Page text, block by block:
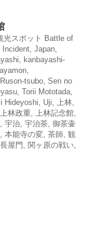
光スポット Battle of
Incident, Japan,
, kanbayashi-
,
Ruson-tsubo, Sen no
, Torii Mototada,
Hideyoshi, Uji, 上林,
上林政重, 上林記念館,
, 宇治, 宇治茶, 御茶壷
, 本能寺の変, 茶師, 観
長屋門 , 関ヶ原の戦い,